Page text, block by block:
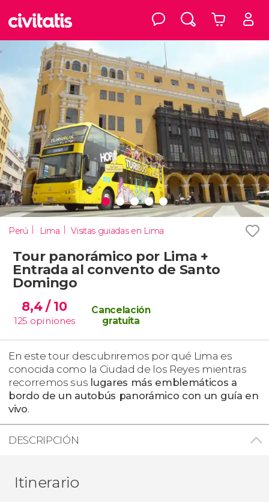
Perú Lima Visitas guiadas en Lima
Tour panorámico por Lima +
Entrada al convento de Santo
Domingo
8,4/ 10
125 opiniones
Cancelación
gratuita
En este tour descubriremos por qué Lima es
conocida como la Ciudad de los Reyes mientras
recorremos sus lugares más emblemáticos a
bordo de un autobús panorámico con un guía en
vivo.
DESCRIPCIÓN
Itinerario